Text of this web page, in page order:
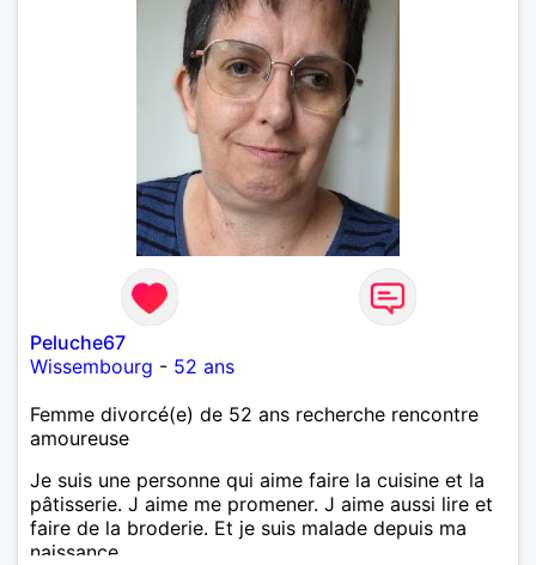
Peluche67
Wissembourg - 52 ans
Femme divorcé(e) de 52 ans recherche rencontre
amoureuse
Je suis une personne qui aime faire la cuisine et la
pâtisserie. J aime me promener. J aime aussi lire et
faire de la broderie. Et je suis malade depuis ma
naissance.